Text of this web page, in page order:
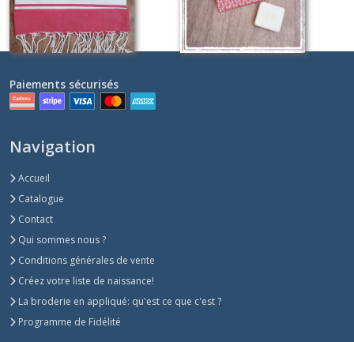
Paiements sécurisés
Navigation
Accueil
Catalogue
Contact
Qui sommes nous ?
Conditions générales de vente
Créez votre liste de naissance!
La broderie en appliqué: qu'est ce que c'est ?
Programme de Fidélité